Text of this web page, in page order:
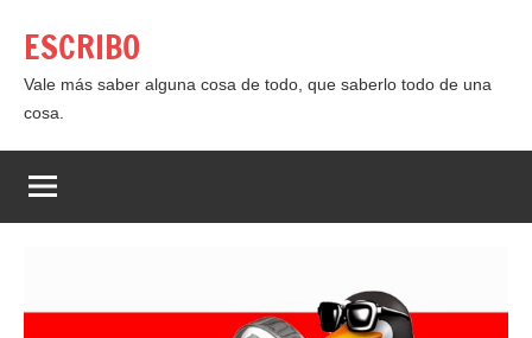
contenido
ESCRIBO
Vale más saber alguna cosa de todo, que saberlo todo de una
cosa.